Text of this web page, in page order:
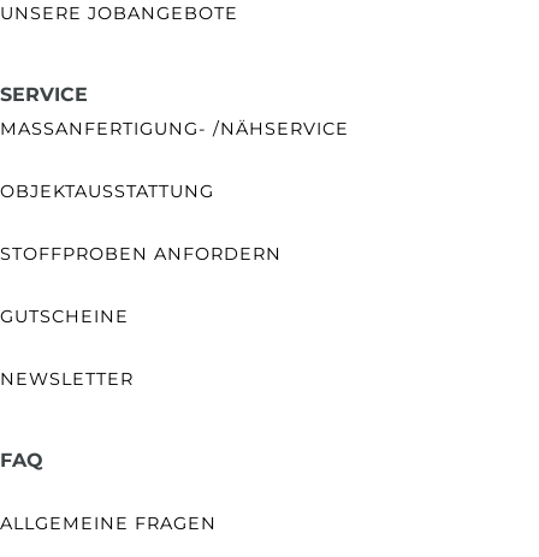
UNSERE JOBANGEBOTE
SERVICE
MASSANFERTIGUNG- /NÄHSERVICE
OBJEKTAUSSTATTUNG
STOFFPROBEN ANFORDERN
GUTSCHEINE
NEWSLETTER
FAQ
ALLGEMEINE FRAGEN